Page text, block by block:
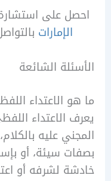
على استشارة من
بالتواصل
الشائعة
الاعتداء اللفظي؟
اللفظي
عليه بالكلام، من
سيئة، أو بإسناد أمور
لشرفه أو اعتباره أو